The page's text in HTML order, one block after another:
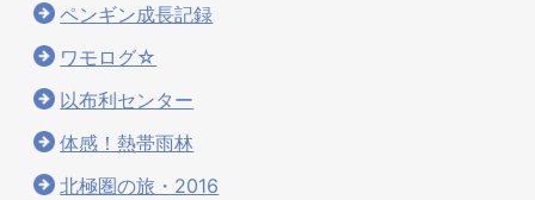
ペンギン成長記録
ワモログ☆
以布利センター
体感！熱帯雨林
北極圏の旅・2016